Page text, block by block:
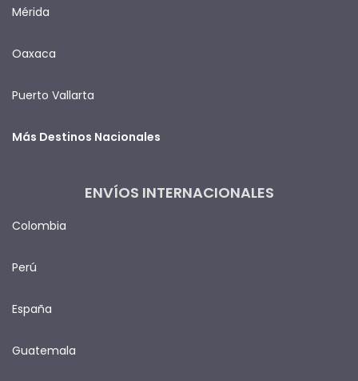
Mérida
Oaxaca
Puerto Vallarta
Más Destinos Nacionales
ENVÍOS INTERNACIONALES
Colombia
Perú
España
Guatemala